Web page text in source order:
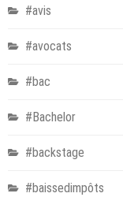
#avis
#avocats
#bac
#Bachelor
#backstage
#baissedimpôts